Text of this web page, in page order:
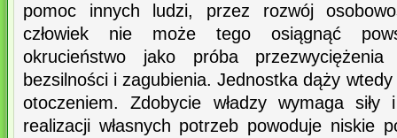
pomoc innych ludzi, przez rozwój
człowiek nie może tego osiągnąć
okrucieństwo jako próba przezwyciężenia
bezsilności i zagubienia. Jednostka dąży
otoczeniem. Zdobycie władzy wymaga siły
realizacji własnych potrzeb powoduje niskie